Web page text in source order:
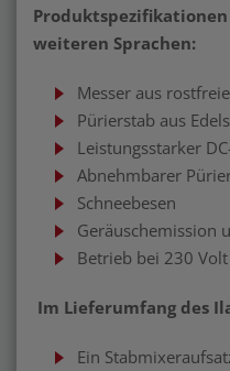
Produktspezifikationen
weiteren Sprachen:
Messer aus
Pürierstab aus
Leistungsstarker
Abnehmbarer
Schneebesen
Geräuschemission
Betrieb bei 230
Im Lieferumfang des
Ein